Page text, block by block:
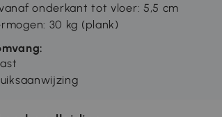
onderkant tot vloer: 5,5 cm
30 kg (plank)